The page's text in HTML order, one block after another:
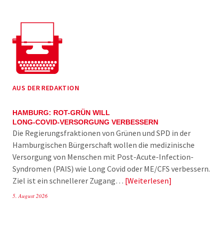
AUS DER REDAKTION
HAMBURG: ROT-GRÜN WILL
LONG-COVID-VERSORGUNG VERBESSERN
Die Regierungsfraktionen von Grünen und SPD in der
Hamburgischen Bürgerschaft wollen die medizinische
Versorgung von Menschen mit Post-Acute-Infection-
Syndromen (PAIS) wie Long Covid oder ME/CFS verbessern.
Ziel ist ein schnellerer Zugang… Weiterlesen
5. August 2026